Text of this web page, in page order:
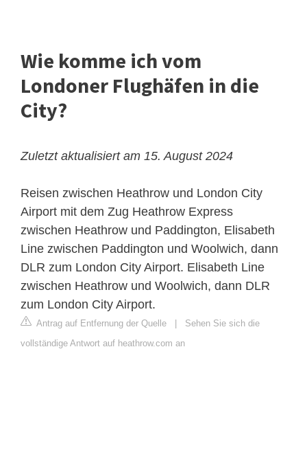
Wie komme ich vom
Londoner Flughäfen in die
City?
Zuletzt aktualisiert am 15. August 2024
Reisen zwischen Heathrow und London City
Airport mit dem Zug Heathrow Express
zwischen Heathrow und Paddington, Elisabeth
Line zwischen Paddington und Woolwich, dann
DLR zum London City Airport. Elisabeth Line
zwischen Heathrow und Woolwich, dann DLR
zum London City Airport.
Antrag auf Entfernung der Quelle
Sehen Sie sich die
vollständige Antwort auf heathrow.com an